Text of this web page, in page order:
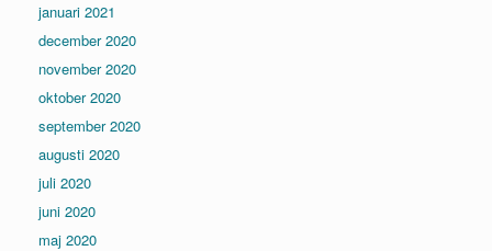
januari 2021
december 2020
november 2020
oktober 2020
september 2020
augusti 2020
juli 2020
juni 2020
maj 2020